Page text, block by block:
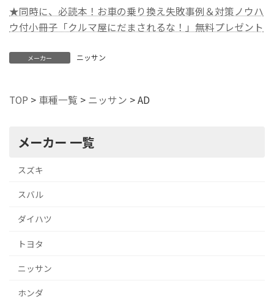
★同時に、必読本！お車の乗り換え失敗事例＆対策ノウハ
ウ付小冊子「クルマ屋にだまされるな！」無料プレゼント
メーカー ニッサン
TOP > 車種一覧 > ニッサン >AD
メーカー 一覧
スズキ
スバル
ダイハツ
トヨタ
ニッサン
ホンダ